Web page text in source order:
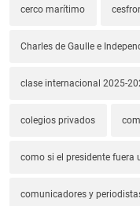
cerco marítimo
Charles de Gaulle e
clase internacional 2025-
colegios privados
como si el presidente fuera
comunicadores y